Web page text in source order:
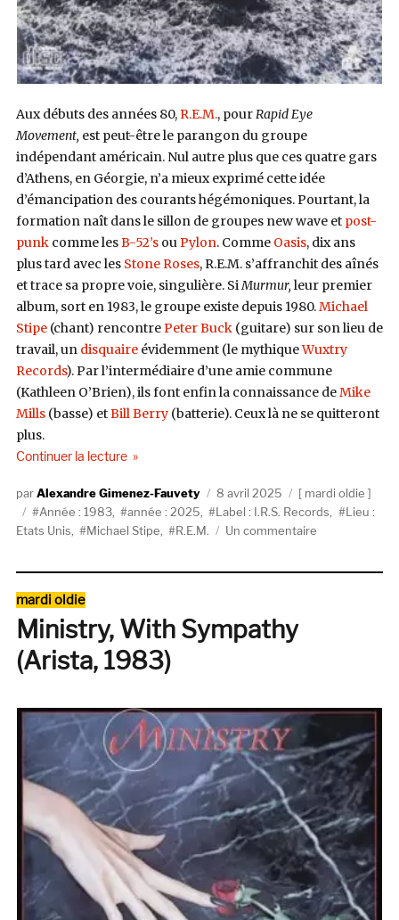
Aux débuts des années 80,R.E.M., pourRapid Eye
Movement, est peut-être le parangon du groupe
indépendant américain. Nul autre plus que ces quatre gars
d’Athens, en Géorgie, n’a mieux exprimé cette idée
d’émancipation des courants hégémoniques. Pourtant, la
formation naît dans le sillon de groupes new wave et post-
punkcomme lesB-52’souPylon. Comme Oasis, dix ans
plus tard avec les Stone Roses, R.E.M. s’affranchit des aînés
et trace sa propre voie, singulière. SiMurmur, leur premier
album, sort en 1983, le groupe existe depuis 1980.Michael
Stipe(chant) rencontrePeter Buck(guitare) sur son lieu de
travail, un disquaireévidemment (le mythiqueWuxtry
Records). Par l’intermédiaire d’une amie commune
(Kathleen O’Brien), ils font enfin la connaissance deMike
Mills(basse) etBill Berry(batterie). Ceux là ne se quitteront
plus.
Continuer la lecturede « R.E.M., Murmur (1983, I.R.S. Records) »
AuteurAlexandre Gimenez-Fauvety
Publié
le
8 avril 2025 Catégories
mardi oldie
Étiquettes
Année : 1983, année : 2025, Label : I.R.S. Records,
Lieu :
Etats Unis, Michael Stipe, R.E.M. Un commentaire
Catégories
mardi oldie
Ministry, With Sympathy
(Arista, 1983)